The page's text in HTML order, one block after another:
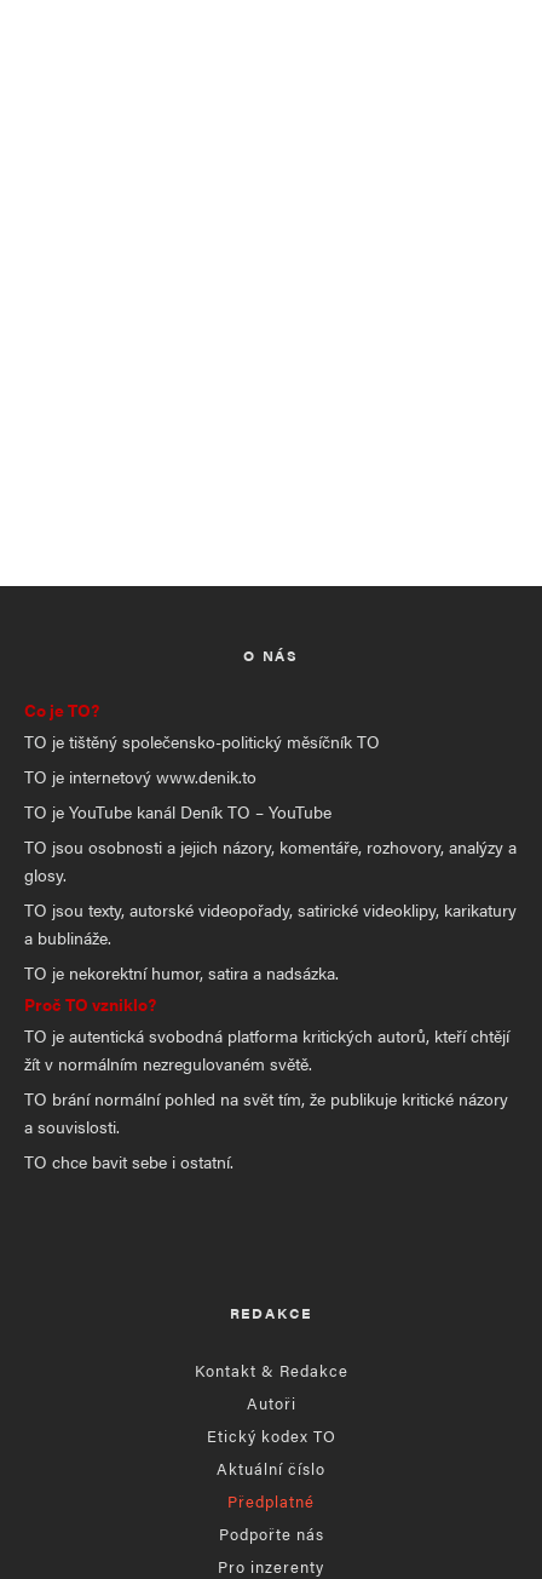
O NÁS
Co je TO?
TO je tištěný společensko-politický měsíčník TO
TO je internetový www.denik.to
TO je YouTube kanál Deník TO – YouTube
TO jsou osobnosti a jejich názory, komentáře, rozhovory, analýzy a
glosy.
TO jsou texty, autorské videopořady, satirické videoklipy, karikatury
a bublináže.
TO je nekorektní humor, satira a nadsázka.
Proč TO vzniklo?
TO je autentická svobodná platforma kritických autorů, kteří chtějí
žít v normálním nezregulovaném světě.
TO brání normální pohled na svět tím, že publikuje kritické názory
a souvislosti.
TO chce bavit sebe i ostatní.
REDAKCE
Kontakt & Redakce
Autoři
Etický kodex TO
Aktuální číslo
Předplatné
Podpořte nás
Pro inzerenty